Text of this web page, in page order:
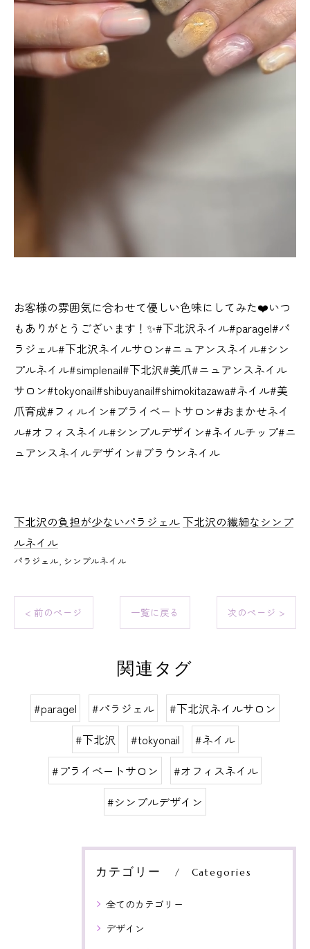
お客様の雰囲気に合わせて優しい色味にしてみた❤️いつ
もありがとうございます！✨#下北沢ネイル#paragel#パ
ラジェル#下北沢ネイルサロン#ニュアンスネイル#シン
プルネイル#simplenail#下北沢#美爪#ニュアンスネイル
サロン#tokyonail#shibuyanail#shimokitazawa#ネイル#美
爪育成#フィルイン#プライベートサロン#おまかせネイ
ル#オフィスネイル#シンプルデザイン#ネイルチップ#ニ
ュアンスネイルデザイン#ブラウンネイル
下北沢の負担が少ないパラジェル下北沢の繊細なシンプ
ルネイル
パラジェル シンプルネイル
< 前のページ 一覧に戻る 次のページ >
関連タグ
#paragel #パラジェル
#下北沢ネイルサロン
#下北沢
#tokyonail
#ネイル
#プライベートサロン
#オフィスネイル
#シンプルデザイン
カテゴリー Categories
全てのカテゴリー
デザイン